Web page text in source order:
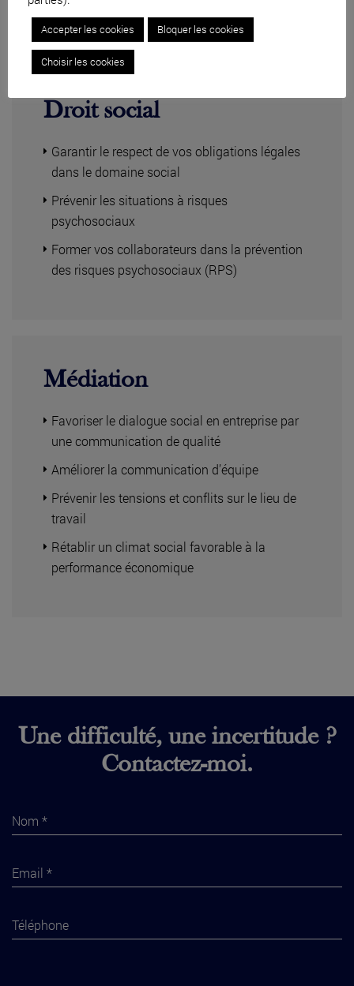
Droit social
Garantir le respect de vos obligations légales
dans le domaine social
Prévenir les situations à risques
psychosociaux
Former vos collaborateurs dans la prévention
des risques psychosociaux (RPS)
Médiation
Favoriser le dialogue social en entreprise par
une communication de qualité
Améliorer la communication d’équipe
Prévenir les tensions et conflits sur le lieu de
travail
Rétablir un climat social favorable à la
performance économique
Une difficulté, une incertitude ?
Contactez-moi.
Accepter les cookies Bloquer les cookies
Choisir les cookies